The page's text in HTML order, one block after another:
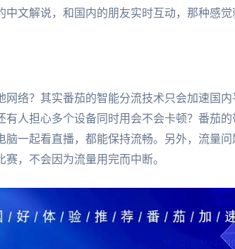
文解说，和国内的朋友实时互动，那种感觉
网络？其实番茄的智能分流技术只会加速国
有人担心多个设备同时用会不会卡顿？番茄
一起看直播，都能保持流畅。另外，流量
，不会因为流量用完而中断。